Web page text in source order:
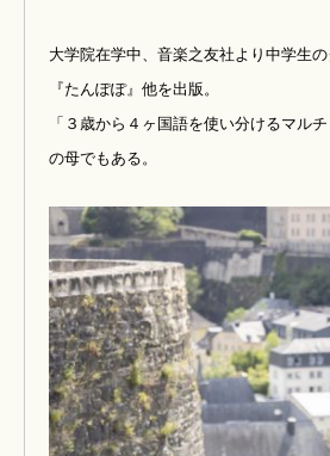
大学院在学中、音楽之友社より中学生
『たんぽぽ』他を出版。
「３歳から４ヶ国語を使い分けるマル
の母でもある。